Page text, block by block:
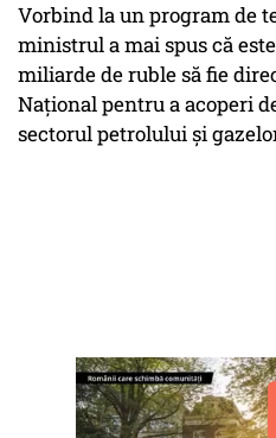
Vorbind la un program de
ministrul a mai spus că
miliarde de ruble să fie
Național pentru a acoperi
sectorul petrolului și